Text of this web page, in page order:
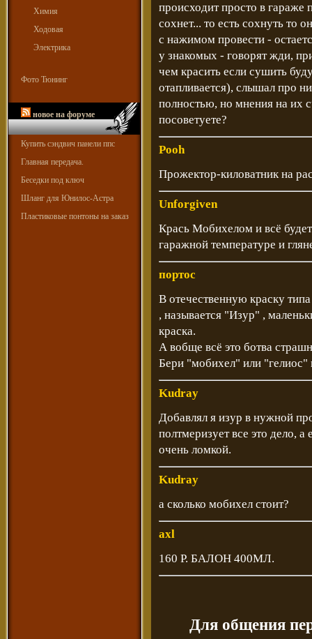
Химия
Ходовая
Электрика
Фото Тюнинг
новое на форуме
Купить сэндвич панели ппс
Главная передача.
Беседки под ключ
Шланг для Юнилос-Астра
Пластиковые понтоны на заказ
происходит просто в гараже
сохнет... то есть сохнуть то
с нажимом провести -
у знакомых - говорят жди,
чем красить если сушить
отапливается), слышал про
полностью, но мнения на их
посоветуете?
Pooh
Прожектор-киловатник на
Unforgiven
Крась Мобихелом и всё
гаражной температуре и
портос
В отечественную краску
, называется "Изур" ,
краска.
А вобще всё это ботва
Бери "мобихел" или "гелиос"
Kudray
Добавлял я изур в нужной
полтмеризует все это дело, а
очень ломкой.
Kudray
а сколько мобихел стоит?
axl
160 Р. БАЛОН 400МЛ.
Для общения